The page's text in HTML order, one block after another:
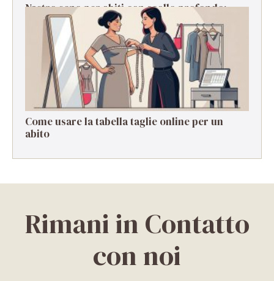
Nastro seno per abiti con scollo profondo:
guida pratica
Come usare la tabella taglie online per un
abito
Rimani in Contatto
con noi